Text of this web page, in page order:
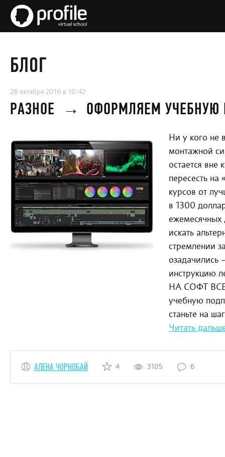
БЛОГ
28 октября 2016 в 10:42
РАЗНОЕ → ОФОРМЛЯЕМ УЧЕБНУЮ
Ни у кого не
монтажной
остается вне
пересесть на
курсов от
в 1300
ежемесячных
искать
стремлении
озадачились
инструкцию
НА СОФТ
учебную
станьте на
Читать
АЛЕНА ЧОРНОБАЙ 4 3105 6